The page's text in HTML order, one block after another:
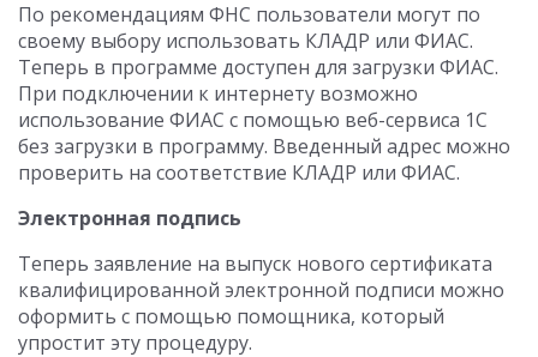
По рекомендациям ФНС пользователи могут по
своему выбору использовать КЛАДР или ФИАС.
Теперь в программе доступен для загрузки ФИАС.
При подключении к интернету возможно
использование ФИАС с помощью веб-сервиса 1С
без загрузки в программу. Введенный адрес можно
проверить на соответствие КЛАДР или ФИАС.
Электронная подпись
Теперь заявление на выпуск нового сертификата
квалифицированной электронной подписи можно
оформить с помощью помощника, который
упростит эту процедуру.